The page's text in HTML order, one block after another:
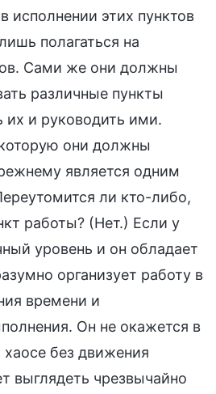
исполнении этих пунктов
полагаться на
Сами же они должны
различные пункты
их и руководить ими.
они должны
является одним
ли кто-либо,
работы? (Нет.) Если у
уровень и он обладает
организует работу в
времени и
Он не окажется в
хаосе без движения
выглядеть чрезвычайно